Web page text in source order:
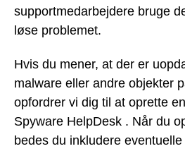
supportmedarbejdere bruge
løse problemet.
Hvis du mener, at der er
malware eller andre objekter
opfordrer vi dig til at oprette
Spyware HelpDesk . Når du
bedes du inkludere